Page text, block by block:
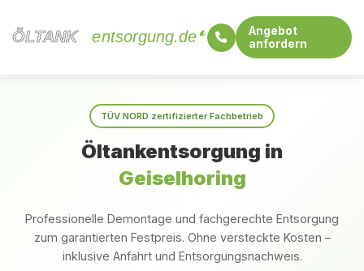
ÖLTANK
ÖLTANK entsorgung.de
Angebot
anfordern
TÜV NORD zertifizierter Fachbetrieb
Öltankentsorgung in
Geiselhoring
Professionelle Demontage und fachgerechte Entsorgung
zum garantierten Festpreis. Ohne versteckte Kosten –
inklusive Anfahrt und Entsorgungsnachweis.